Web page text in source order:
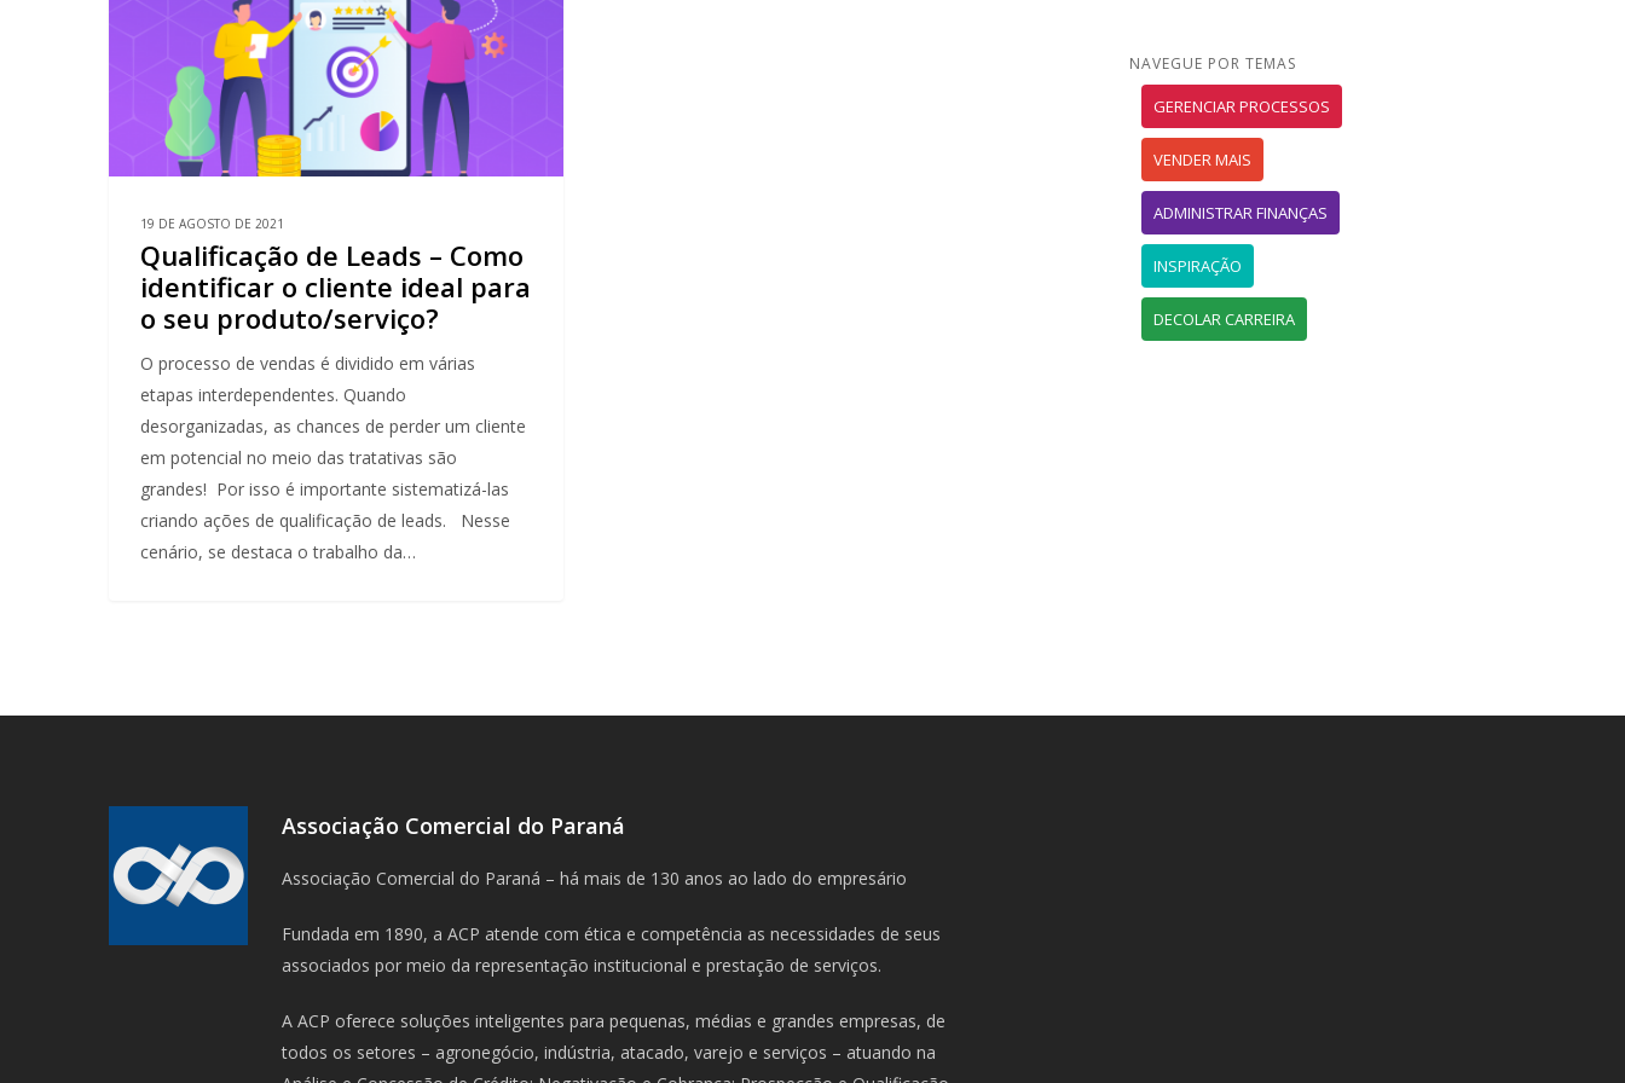
19 DE AGOSTO DE 2021
Qualificação de Leads – Como
identificar o cliente ideal para
o seu produto/serviço?
O processo de vendas é dividido em várias
etapas interdependentes. Quando
desorganizadas, as chances de perder um cliente
em potencial no meio das tratativas são
grandes! Por isso é importante sistematizá-las
criando ações de qualificação de leads. Nesse
cenário, se destaca o trabalho da…
NAVEGUE POR TEMAS
GERENCIAR PROCESSOS
VENDER MAIS
ADMINISTRAR FINANÇAS
INSPIRAÇÃO
DECOLAR CARREIRA
Associação Comercial do Paraná
Associação Comercial do Paraná – há mais de 130 anos ao lado do empresário
Fundada em 1890, a ACP atende com ética e competência as necessidades de seus
associados por meio da representação institucional e prestação de serviços.
A ACP oferece soluções inteligentes para pequenas, médias e grandes empresas, de
todos os setores – agronegócio, indústria, atacado, varejo e serviços – atuando na